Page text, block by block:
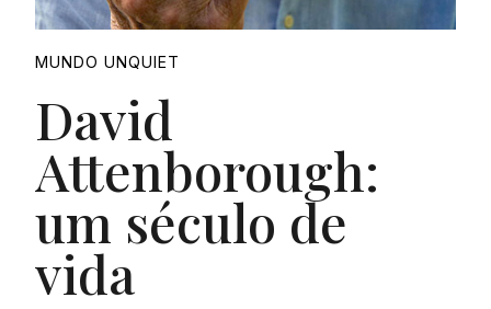
MUNDO UNQUIET
David
Attenborough:
um século de
vida